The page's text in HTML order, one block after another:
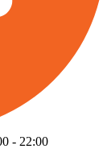
- 22:00